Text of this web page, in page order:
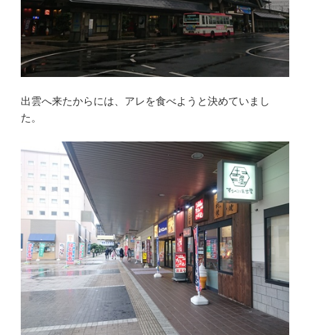
出雲へ来たからには、アレを食べようと決めていまし
た。